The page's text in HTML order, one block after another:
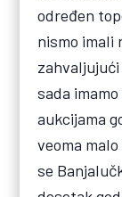
određen
nismo imali
zahvaljujući
sada
aukcijama
veoma
se